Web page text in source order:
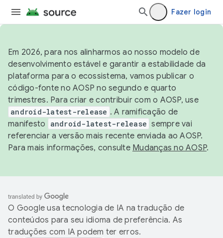
Fazer login
Em 2026, para nos alinharmos ao nosso modelo de
desenvolvimento estável e garantir a estabilidade da
plataforma para o ecossistema, vamos publicar o
código-fonte no AOSP no segundo e quarto
trimestres. Para criar e contribuir com o AOSP, use
android-latest-release . A ramificação de
manifesto
android-latest-release sempre vai
referenciar a versão mais recente enviada ao AOSP.
Para mais informações, consulte Mudanças no AOSP.
O Google usa tecnologia de IA na tradução de
conteúdos para seu idioma de preferência. As
traduções com IA podem ter erros.